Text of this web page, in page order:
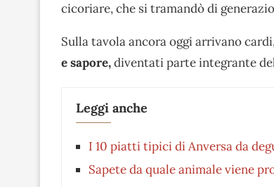
cicoriare, che si tramandò di
Sulla tavola ancora oggi arrivano
e sapore,diventati parte integrante
Leggi anche
I 10 piatti tipici di Anversa da
Sapete da quale animale viene